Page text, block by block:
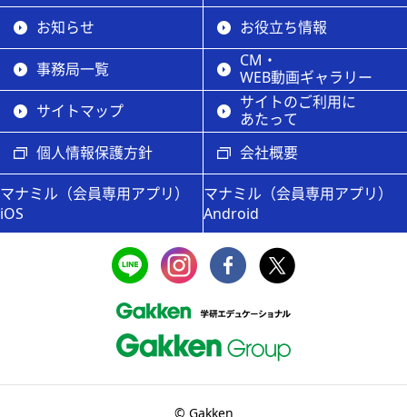
お知らせ お役立ち情報
事務局一覧
CM・
WEB動画ギャラリー
サイトマップ
サイトのご利用に
あたって
個人情報保護方針
会社概要
マナミル（会員専用アプリ）
iOS
マナミル（会員専用アプリ）
Android
© Gakken